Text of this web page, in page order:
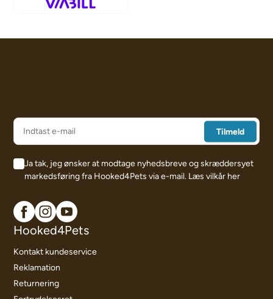
Ja tak, jeg ønsker at modtage nyhedsbreve og skræddersyet
markedsføring fra Hooked4Pets via e-mail. Læs vilkår her
Hooked4Pets
Kontakt kundeservice
Reklamation
Returnering